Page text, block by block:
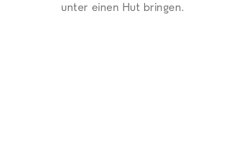
unter einen Hut bringen.